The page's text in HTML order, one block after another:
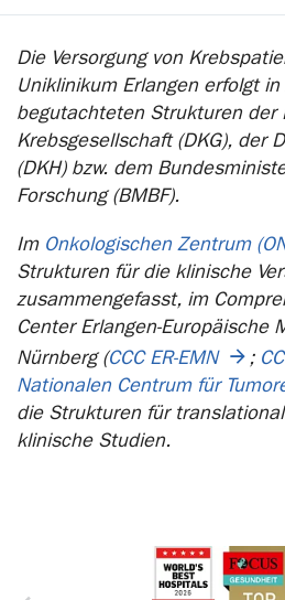
Die Versorgung von
Uniklinikum Erlangen erfolgt
begutachteten Strukturen der
Krebsgesellschaft (DKG), der
(DKH) bzw. dem
Forschung (BMBF).
Im Onkologischen Zentrum
Strukturen für die klinische
zusammengefasst, im
Center Erlangen-Europäische
Nürnberg (CCC ER-EMN ;
Nationalen Centrum für
die Strukturen für
klinische Studien.